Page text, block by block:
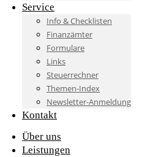
Service
Info & Checklisten
Finanzämter
Formulare
Links
Steuerrechner
Themen-Index
Newsletter-Anmeldung
Kontakt
Über uns
Leistungen